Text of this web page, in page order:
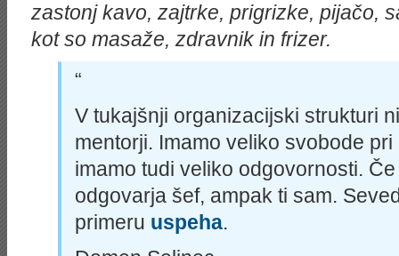
zastonj kavo, zajtrke, prigrizke, pijačo,
kot so masaže, zdravnik in frizer.
“
V tukajšnji organizacijski strukturi
mentorji. Imamo veliko svobode
imamo tudi veliko odgovornosti.
odgovarja šef, ampak ti sam.
primeru uspeha.